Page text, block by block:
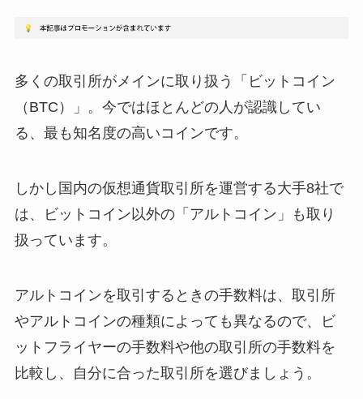
多くの取引所がメインに取り扱う「ビットコイン
（BTC）」。今ではほとんどの人が認識してい
る、最も知名度の高いコインです。
しかし国内の仮想通貨取引所を運営する大手8社で
は、ビットコイン以外の「アルトコイン」も取り
扱っています。
アルトコインを取引するときの手数料は、取引所
やアルトコインの種類によっても異なるので、ビ
ットフライヤーの手数料や他の取引所の手数料を
比較し、自分に合った取引所を選びましょう。